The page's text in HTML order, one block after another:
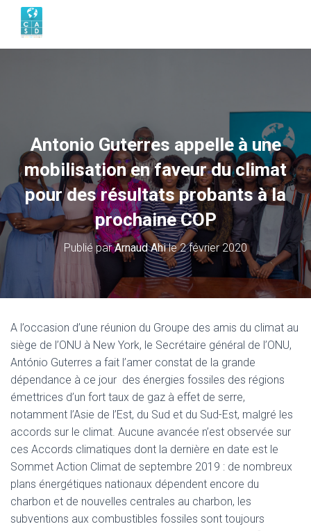
Antonio Guterres appelle à une
mobilisation en faveur du climat
pour des résultats probants à la
prochaine COP
Publié parArnaud Ahile2 février 2020
A l’occasion d’une réunion du Groupe des amis du climat au
siège de l’ONU à New York, le Secrétaire général de l’ONU,
António Guterres a fait l’amer constat de la grande
dépendance à ce jour des énergies fossiles des régions
émettrices d’un fort taux de gaz à effet de serre,
notamment l’Asie de l’Est, du Sud et du Sud-Est, malgré les
accords sur le climat. Aucune avancée n’est observée sur
ces Accords climatiques dont la dernière en date est le
Sommet Action Climat de septembre 2019 : de nombreux
plans énergétiques nationaux dépendent encore du
charbon et de nouvelles centrales au charbon, les
subventions aux combustibles fossiles sont toujours